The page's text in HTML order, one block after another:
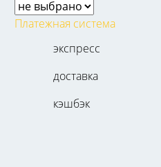
Платежная система
экспресс
доставка
кэшбэк